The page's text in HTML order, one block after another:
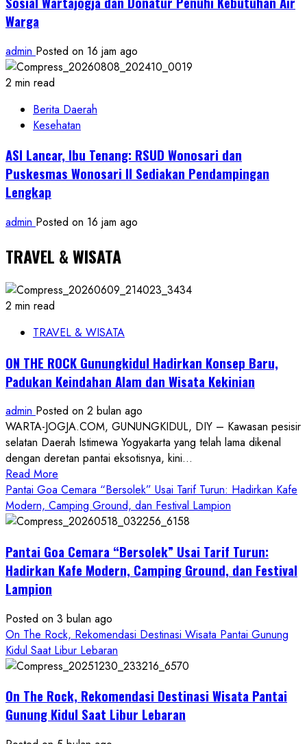
Warga
admin Posted on 16 jam ago
2 min read
Berita Daerah
Kesehatan
ASI Lancar, Ibu Tenang: RSUD Wonosari dan
Puskesmas Wonosari II Sediakan Pendampingan
Lengkap
admin Posted on 16 jam ago
TRAVEL & WISATA
2 min read
TRAVEL & WISATA
ON THE ROCK Gunungkidul Hadirkan Konsep Baru,
Padukan Keindahan Alam dan Wisata Kekinian
admin Posted on 2 bulan ago
WARTA-JOGJA.COM, GUNUNGKIDUL, DIY – Kawasan pesisir
selatan Daerah Istimewa Yogyakarta yang telah lama dikenal
dengan deretan pantai eksotisnya, kini...
Read More
more
about
ON
ROCK
Gunungkidul
Baru,
Padukan
Keindahan
Alam
Wisata
Kekinian
Pantai Goa Cemara “Bersolek” Usai Tarif Turun: Hadirkan Kafe
Modern, Camping Ground, dan Festival Lampion
Pantai Goa Cemara “Bersolek” Usai Tarif Turun:
Hadirkan Kafe Modern, Camping Ground, dan Festival
Lampion
Posted on 3 bulan ago
On The Rock, Rekomendasi Destinasi Wisata Pantai Gunung
Kidul Saat Libur Lebaran
On The Rock, Rekomendasi Destinasi Wisata Pantai
Gunung Kidul Saat Libur Lebaran